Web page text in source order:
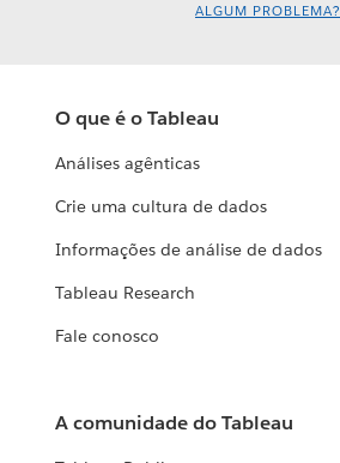
ALGUM PROBLEMA?
O que é o Tableau
Análises agênticas
Crie uma cultura de dados
Informações de análise de dados
Tableau Research
Fale conosco
A comunidade do Tableau